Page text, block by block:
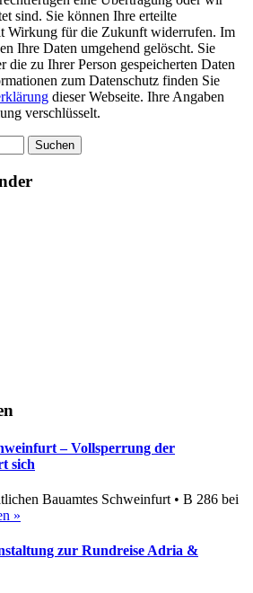
sind. Sie können Ihre erteilte
Wirkung für die Zukunft widerrufen. Im
Ihre Daten umgehend gelöscht. Sie
die zu Ihrer Person gespeicherten Daten
zum Datenschutz finden Sie
dieser Webseite. Ihre Angaben
verschlüsselt.
– Vollsperrung der
sich
Bauamtes Schweinfurt • B 286 bei
»
zur Rundreise Adria &